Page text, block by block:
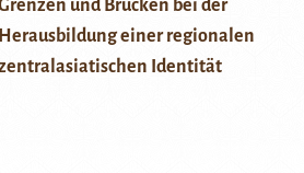
und Brücken bei der
Herausbildung einer regionalen
Identität